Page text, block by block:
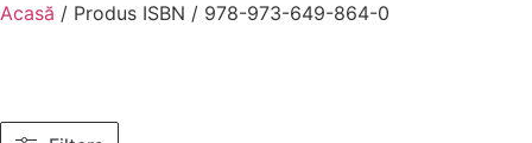
Acasă / Produs ISBN / 978-973-649-864-0